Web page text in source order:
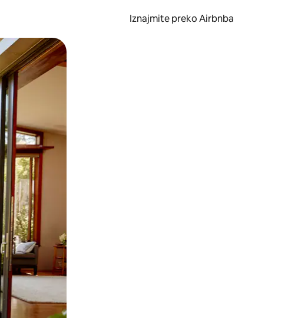
Iznajmite preko Airbnba
ili prelaskom prstom po zaslonu.